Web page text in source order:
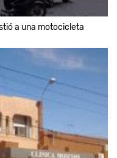
a una motocicleta